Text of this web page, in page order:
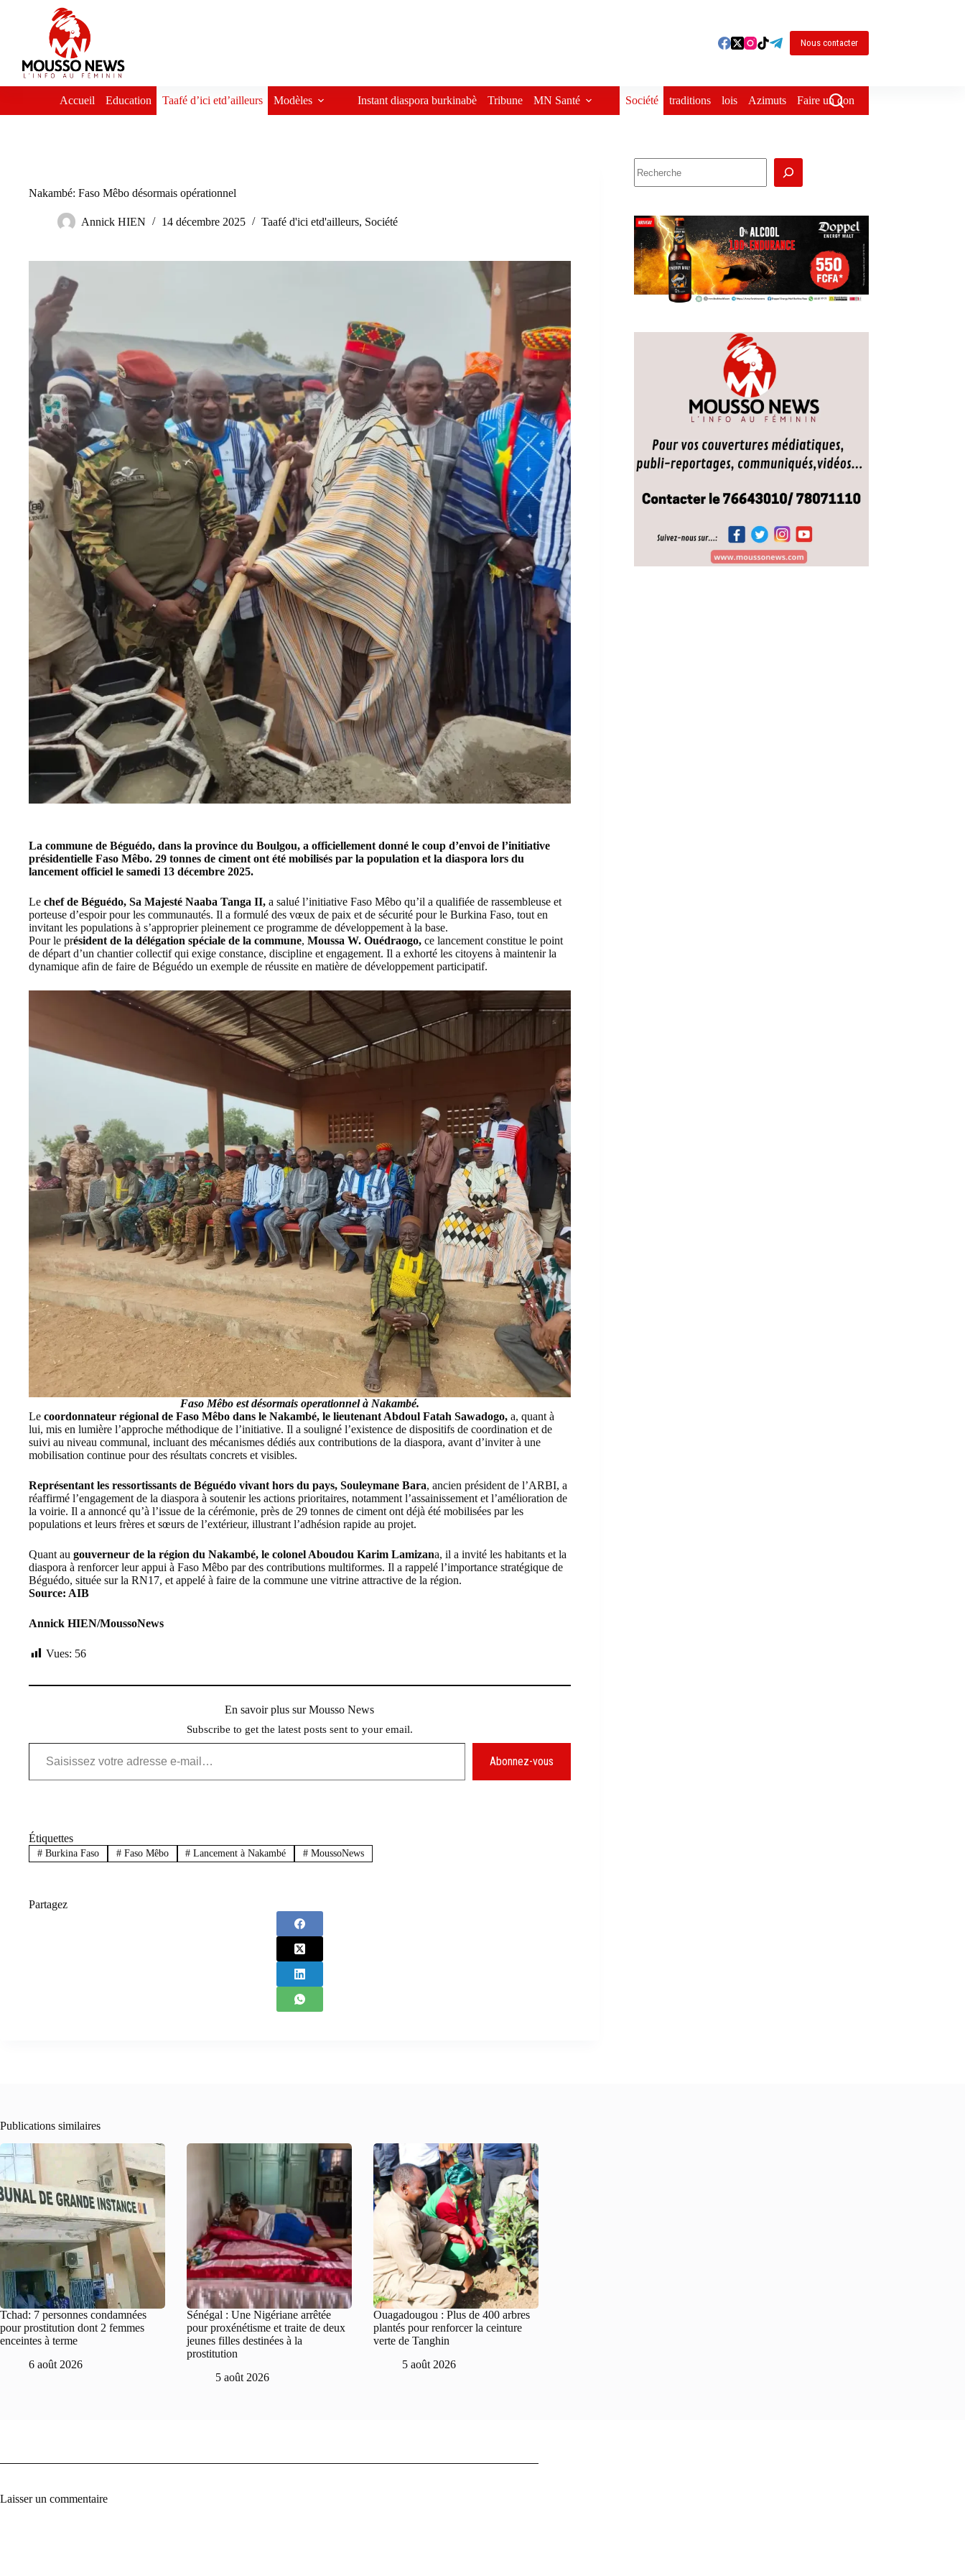
Nous contacter
Accueil Education Taafé d’ici etd’ailleurs Modèles Instant diaspora burkinabè Tribune MN Santé Société traditions lois Azimuts Faire un don
Nakambé: Faso Mêbo désormais opérationnel
Annick HIEN 14 décembre 2025 Taafé d'ici etd'ailleurs, Société
La commune de Béguédo, dans la province du Boulgou, a officiellement donné le coup d’envoi de l’initiative
présidentielle Faso Mêbo. 29 tonnes de ciment ont été mobilisés par la population et la diaspora lors du
lancement officiel le samedi 13 décembre 2025.
Le chef de Béguédo, Sa Majesté Naaba Tanga II, a salué l’initiative Faso Mêbo qu’il a qualifiée de rassembleuse et
porteuse d’espoir pour les communautés. Il a formulé des vœux de paix et de sécurité pour le Burkina Faso, tout en
invitant les populations à s’approprier pleinement ce programme de développement à la base.
Pour le président de la délégation spéciale de la commune, Moussa W. Ouédraogo, ce lancement constitue le point
de départ d’un chantier collectif qui exige constance, discipline et engagement. Il a exhorté les citoyens à maintenir la
dynamique afin de faire de Béguédo un exemple de réussite en matière de développement participatif.
Faso Mêbo est désormais operationnel à Nakambé.
Le coordonnateur régional de Faso Mêbo dans le Nakambé, le lieutenant Abdoul Fatah Sawadogo, a, quant à
lui, mis en lumière l’approche méthodique de l’initiative. Il a souligné l’existence de dispositifs de coordination et de
suivi au niveau communal, incluant des mécanismes dédiés aux contributions de la diaspora, avant d’inviter à une
mobilisation continue pour des résultats concrets et visibles.
Représentant les ressortissants de Béguédo vivant hors du pays, Souleymane Bara, ancien président de l’ARBI, a
réaffirmé l’engagement de la diaspora à soutenir les actions prioritaires, notamment l’assainissement et l’amélioration de
la voirie. Il a annoncé qu’à l’issue de la cérémonie, près de 29 tonnes de ciment ont déjà été mobilisées par les
populations et leurs frères et sœurs de l’extérieur, illustrant l’adhésion rapide au projet.
Quant au gouverneur de la région du Nakambé, le colonel Aboudou Karim Lamizana, il a invité les habitants et la
diaspora à renforcer leur appui à Faso Mêbo par des contributions multiformes. Il a rappelé l’importance stratégique de
Béguédo, située sur la RN17, et appelé à faire de la commune une vitrine attractive de la région.
Source: AIB
Annick HIEN/MoussoNews
Vues: 56
En savoir plus sur Mousso News
Subscribe to get the latest posts sent to your email.
Saisissez votre adresse e-mail…
Abonnez-vous
Étiquettes
#Burkina Faso #Faso Mêbo # Lancement à Nakambé # MoussoNews
Partagez
Publications similaires
Tchad: 7 personnes condamnées
pour prostitution dont 2 femmes
enceintes à terme
6 août 2026
Sénégal : Une Nigériane arrêtée
pour proxénétisme et traite de deux
jeunes filles destinées à la
prostitution
5 août 2026
Ouagadougou : Plus de 400 arbres
plantés pour renforcer la ceinture
verte de Tanghin
5 août 2026
Laisser un commentaire